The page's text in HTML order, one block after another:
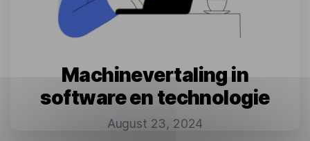
Machinevertaling in
software en technologie
August 23, 2024